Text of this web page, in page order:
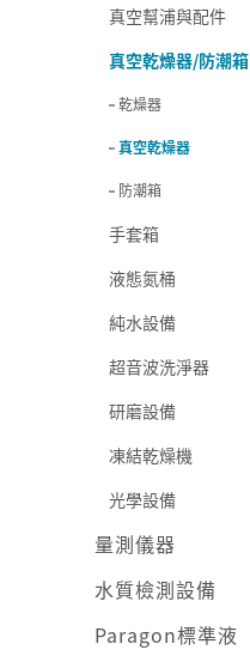
真空幫浦與配件
真空乾燥器/防潮箱
乾燥器
真空乾燥器
防潮箱
手套箱
液態氮桶
純水設備
超音波洗淨器
研磨設備
凍結乾燥機
光學設備
量測儀器
水質檢測設備
Paragon標準液